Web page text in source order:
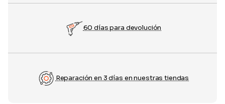
60 días para devolución
Reparación en 3 días en nuestras tiendas